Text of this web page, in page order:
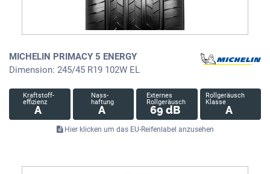
MICHELIN PRIMACY 5 ENERGY
Dimension: 245/45 R19 102W EL
Kraftstoff-
effizienz
A
Nass-
haftung
A
Externes
Rollgeräusch
69 dB
Rollgeräusch
Klasse
A
Hier klicken um das EU-Reifenlabel anzusehen